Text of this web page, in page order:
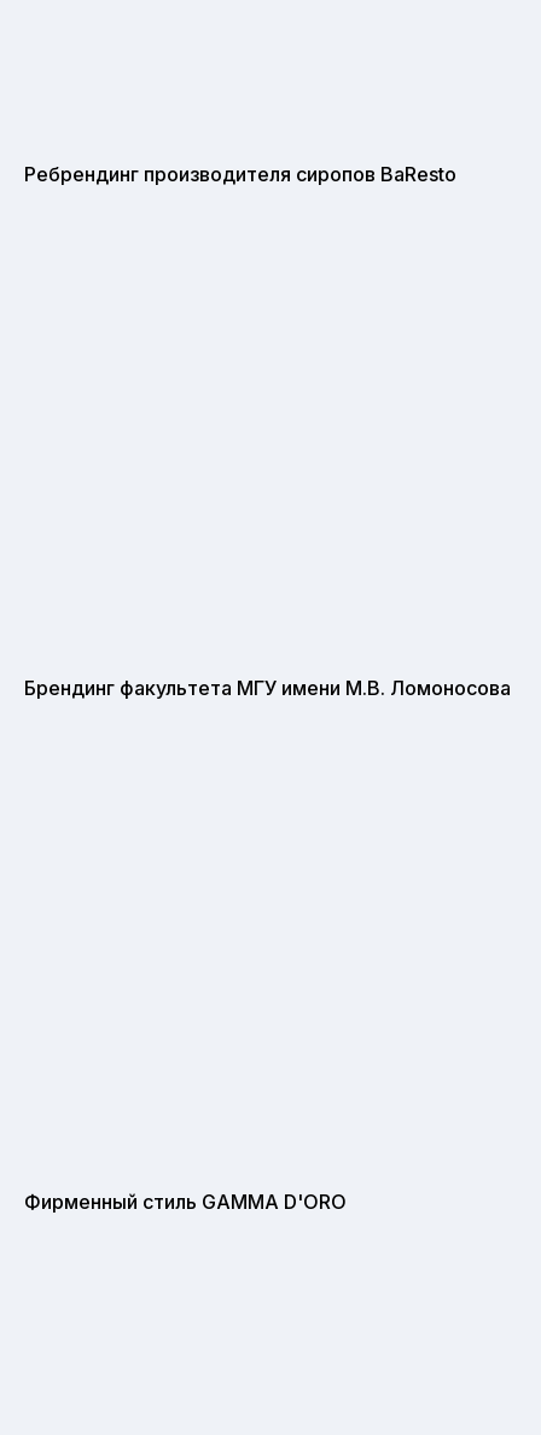
Ребрендинг производителя сиропов BaResto
Брендинг факультета МГУ имени М.В. Ломоносова
Фирменный стиль GAMMA D'ORO